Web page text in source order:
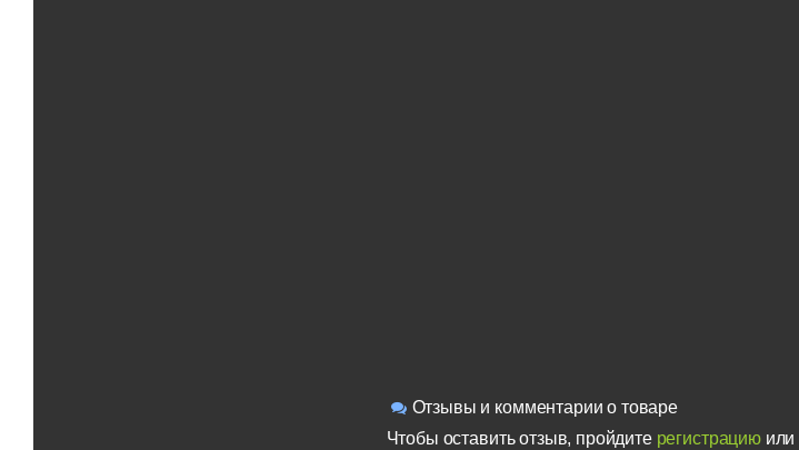
Отзывы и комментарии о товаре
Чтобы оставить отзыв, пройдите регистрациюили